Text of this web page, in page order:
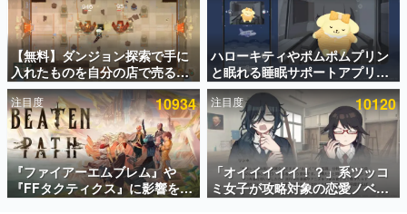
ゲームの企画書
名作ゲームクリエイターの方々に製作時のエピソードをお
聞きし、ヒットする企画（ゲーム）とは何か？を探ってい
きます。
赫本
この物語を解いてはいけない。『赫本』は、〈試験問題〉
の形をした短編ホラー小説集です。
新世代に訊く
これからのデジタルゲーム市場を担う若きクリエイター達
の姿を追い、彼らのルーツと情熱を探っていきます。
【無料】ダンジョン探索で手に
入れたものを自分の店で売るゲ
ーム『Moonlighter』がSteam
にて無料配布中！続編
『Moonlighter 2』の9月2日正
式リリースを記念したキャンペ
ーン
ハローキティやポムポムプリン
と眠れる睡眠サポートアプリ
『ゆめたび』が配信中。キャラ
ごとのASMRや目覚ましアラー
ムも搭載
注目度 10934
『ファイアーエムブレム』や
『FFタクティクス』に影響を受
けた新作戦略RPG『Beaten
注目度 10120
「オイイイイイ！？」系ツッコ
ミ女子が攻略対象の恋愛ノベル
ゲーム『美術部カノジョ』